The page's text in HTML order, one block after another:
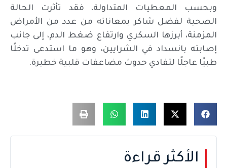
وبحسب المعطيات المتداولة، فقد تأثرت الحالة
الصحية لفضل شاكر بمعاناته من عدد من الأمراض
المزمنة، أبرزها السكري وارتفاع ضغط الدم، إلى جانب
إصابته بانسداد في الشرايين، وهو ما استدعى تدخلًا
طبيًا عاجلًا لتفادي حدوث مضاعفات قلبية خطيرة.
الأكثر قراءة